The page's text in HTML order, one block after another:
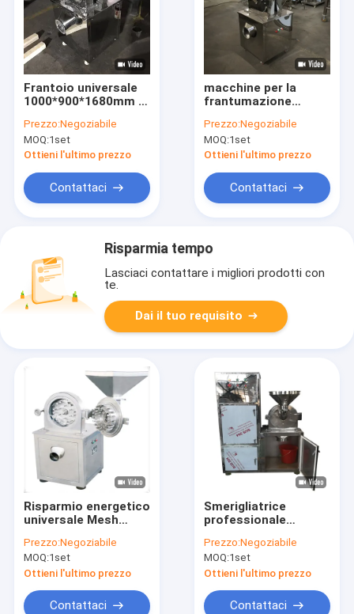
Frantoio universale
1000*900*1680mm di
di alta efficienza
15KW
Prezzo:Negoziabile
MOQ:1set
Ottieni l'ultimo prezzo
Contattaci
macchine per la
frantumazione
di 60-150kg/H Mesh
Sieve Universal
Crusher Profesional
Prezzo:Negoziabile
MOQ:1set
Ottieni l'ultimo prezzo
Contattaci
Risparmia tempo
Lasciaci contattare i migliori prodotti con
te.
Dai il tuo requisito
Risparmio energetico
universale Mesh
regolabile del
frantoio di GMP 100-
300kg/H
Prezzo:Negoziabile
MOQ:1set
Ottieni l'ultimo prezzo
Contattaci
Smerigliatrice
professionale
della spezia del
frantoio WKS del CE
200-1000kg/H
Prezzo:Negoziabile
MOQ:1set
Ottieni l'ultimo prezzo
Contattaci